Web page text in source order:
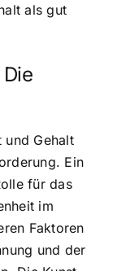
als gut
und Gehalt
Ein
für das
im
Faktoren
und der